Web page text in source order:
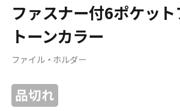
ファスナー付6ポケッ
トーンカラー
ファイル・ホルダー
品切れ